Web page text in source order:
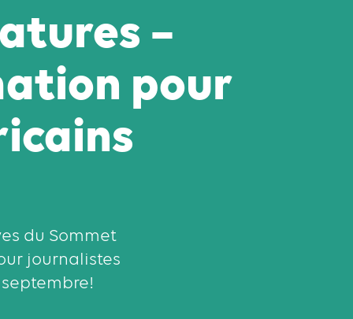
–
pour
du Sommet
journalistes